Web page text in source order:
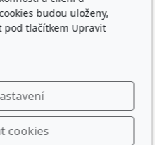
budou uloženy,
pod tlačítkem Upravit
cookies
MO ahlavně za podporu
kroužků